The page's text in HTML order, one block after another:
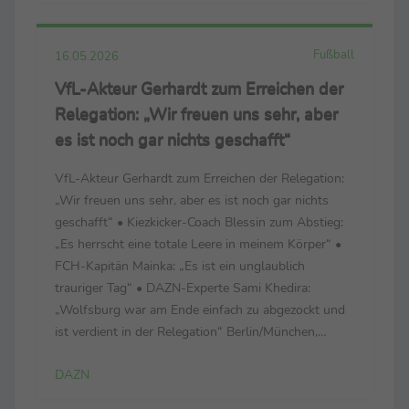
16.05.2026 Fußball
VfL-Akteur Gerhardt zum Erreichen der
Relegation: „Wir freuen uns sehr, aber
es ist noch gar nichts geschafft“
VfL-Akteur Gerhardt zum Erreichen der Relegation:
„Wir freuen uns sehr, aber es ist noch gar nichts
geschafft“ • Kiezkicker-Coach Blessin zum Abstieg:
„Es herrscht eine totale Leere in meinem Körper“ •
FCH-Kapitän Mainka: „Es ist ein unglaublich
trauriger Tag“ • DAZN-Experte Sami Khedira:
„Wolfsburg war am Ende einfach zu abgezockt und
ist verdient in der Relegation“ Berlin/München,
erhalten Sie die wichtigsten Stimmen aus ...
DAZN